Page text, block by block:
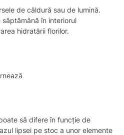
de căldură sau de lumină.
în interiorul
hidratării florilor.
să difere în funcţie de
lipsei pe stoc a unor elemente